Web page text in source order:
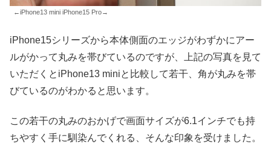
←iPhone13 mini iPhone15 Pro→
iPhone15シリーズから本体側面のエッジがわずかにアー
ルがかって丸みを帯びているのですが、上記の写真を見て
いただくとiPhone13 miniと比較して若干、角が丸みを帯
びているのがわかると思います。
この若干の丸みのおかげで画面サイズが6.1インチでも持
ちやすく手に馴染んでくれる、そんな印象を受けました。